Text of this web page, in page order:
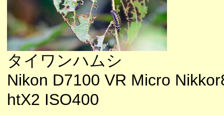
タイワンハムシ
Nikon D7100 VR Micro
htX2 ISO400